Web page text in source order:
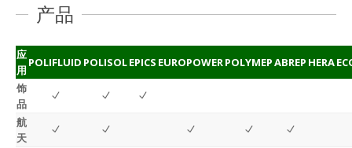
产品
应
用
POLIFLUID POLISOLEPICS EUROPOWERPOLYMEPABREP HERA
饰
品
航
天